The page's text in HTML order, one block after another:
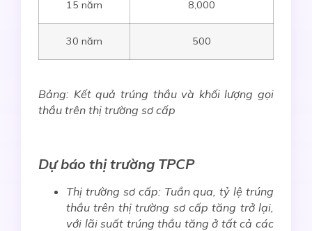
15 năm 8,000
30 năm 500
Bảng: Kết quả trúng thầu và khối lượng gọi
thầu trên thị trường sơ cấp
Dự báo thị trường TPCP
Thị trường sơ cấp: Tuần qua, tỷ lệ trúng
thầu trên thị trường sơ cấp tăng trở lại,
với lãi suất trúng thầu tăngở tất cả các